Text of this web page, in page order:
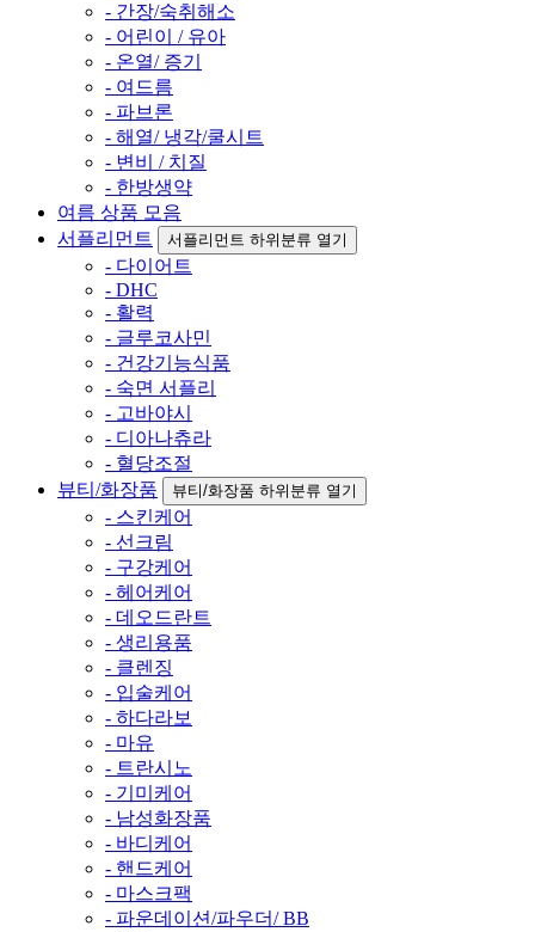
- 간장/숙취해소
- 어린이 / 유아
- 온열/ 증기
- 여드름
- 파브론
- 해열/ 냉각/쿨시트
- 변비 / 치질
- 한방생약
여름 상품 모음
서플리먼트
서플리먼트 하위분류 열기
- 다이어트
- DHC
- 활력
- 글루코사민
- 건강기능식품
- 숙면 서플리
- 고바야시
- 디아나츄라
- 혈당조절
뷰티/화장품
뷰티/화장품 하위분류 열기
- 스킨케어
- 선크림
- 구강케어
- 헤어케어
- 데오드란트
- 생리용품
- 클렌징
- 입술케어
- 하다라보
- 마유
- 트란시노
- 기미케어
- 남성화장품
- 바디케어
- 핸드케어
- 마스크팩
- 파운데이션/파우더/ BB